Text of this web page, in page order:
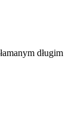
długim